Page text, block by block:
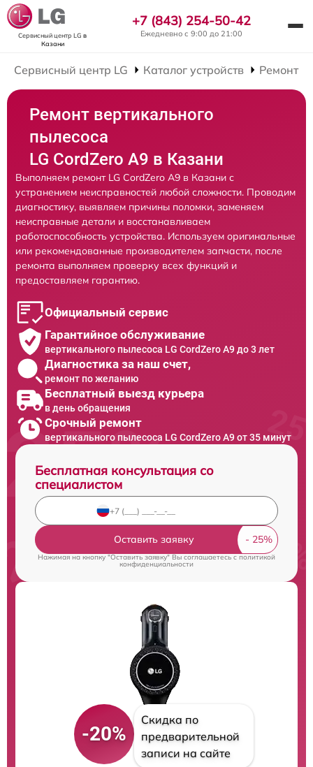
Сервисный центр LG в
Казани
+7 (843) 254-50-42
Ежедневно с 9:00 до 21:00
Сервисный центр LG Каталог устройств Ремонт
Ремонт вертикального
пылесоса
LG CordZero A9 в Казани
Выполняем ремонт LG CordZero A9 в Казани с
устранением неисправностей любой сложности. Проводим
диагностику, выявляем причины поломки, заменяем
неисправные детали и восстанавливаем
работоспособность устройства. Используем оригинальные
или рекомендованные производителем запчасти, после
ремонта выполняем проверку всех функций и
предоставляем гарантию.
Официальный сервис
Гарантийное обслуживание
вертикального пылесоса LG CordZero A9 до 3 лет
Диагностика за наш счет,
ремонт по желанию
Бесплатный выезд курьера
в день обращения
Срочный ремонт
вертикального пылесоса LG CordZero A9 от 35 минут
Бесплатная консультация со
специалистом
Оставить заявку
Нажимая на кнопку "Оставить заявку" Вы соглашаетесь cполитикой
конфиденциальности
-20%
Скидка по
предварительной
записи на сайте